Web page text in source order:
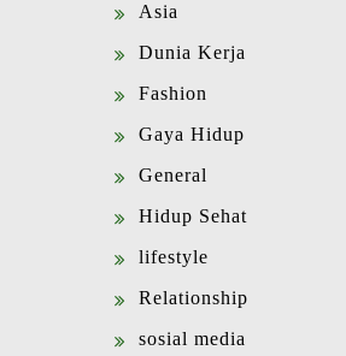
Asia
Dunia Kerja
Fashion
Gaya Hidup
General
Hidup Sehat
lifestyle
Relationship
sosial media